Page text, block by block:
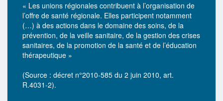
« Les unions régionales contribuent à l’organisation de
l’offre de santé régionale. Elles participent notamment
(…) à des actions dans le domaine des soins, de la
prévention, de la veille sanitaire, de la gestion des crises
sanitaires, de la promotion de la santé et de l’éducation
thérapeutique »
(Source : décret n°2010-585 du 2 juin 2010, art.
R.4031-2).